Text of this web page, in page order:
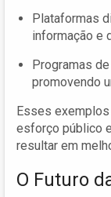
Plataformas
informação e
Programas
promovendo
Esses
esforço público
resultar em
O Futuro